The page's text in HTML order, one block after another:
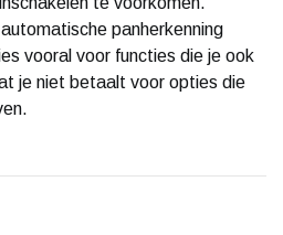
panherkenning
vooral voor functies die je ook
je niet betaalt voor opties die